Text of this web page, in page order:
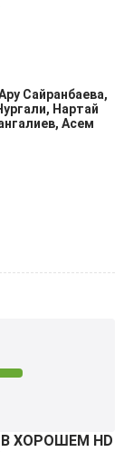
смерти
ошибки
нет
деньги
обследования
болезнь.
построить
чувство
Сайранбаева,
Нартай
Асем
ХОРОШЕМ HD